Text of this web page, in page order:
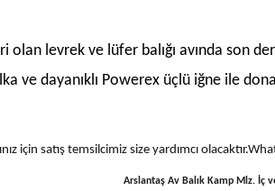
olan levrek ve lüfer balığı avında son
ve dayanıklı Powerex üçlü iğne ile
için satış temsilcimiz size yardımcı
Arslantaş Av Balık Kamp Mlz. İç